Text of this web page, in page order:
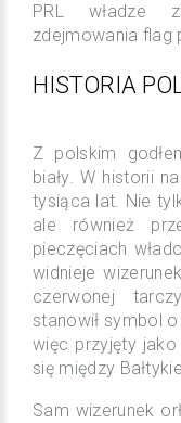
PRL władze
zdejmowania flag
HISTORIA
Z polskim
biały. W historii
tysiąca lat. Nie
ale również
pieczęciach
widnieje
czerwonej
stanowił symbol
więc przyjęty
się między
Sam wizerunek